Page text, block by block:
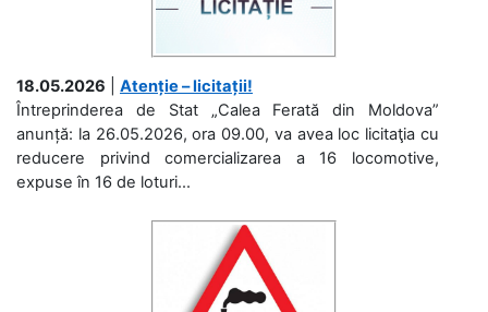
18.05.2026
Atenție – licitații!
Întreprinderea de Stat „Calea Ferată din Moldova”
anunță: la 26.05.2026, ora 09.00, va avea loc licitaţia cu
reducere privind comercializarea a 16 locomotive,
expuse în 16 de loturi...